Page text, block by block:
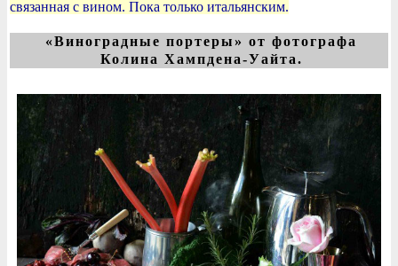
связанная с вином. Пока только итальянским.
«Виноградные портеры» от фотографа
Колина Хампдена-Уайта.